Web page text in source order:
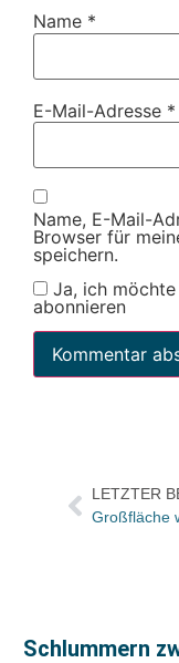
Name *
E-Mail-Adresse *
Name, E-Mail-
Browser für
speichern.
Ja, ich
abonnieren
LETZTER
Schlummern